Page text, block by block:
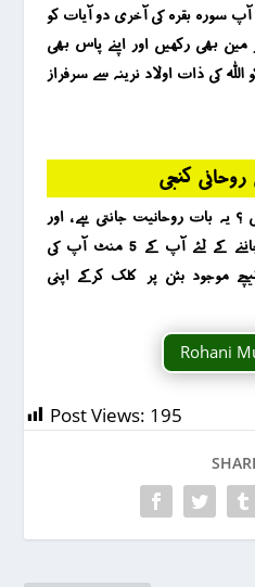
آپ سورہ بقرہ کی آخری دو آیات کو
بھی رکھیں اور اپنے پاس بھی
کی ذات اولاد نرینہ سے سرفراز
روحانی کنجی
یہ بات روحانیت جانتی ہے ، اور
روحانیت سے پریشانی کا حل جاننے کے لئے آپ کے 5 منٹ آپ کی
موجود بٹن پر کلک کرکے اپنی
Rohani
Post Views: 195